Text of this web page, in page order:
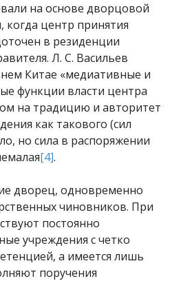
на основе дворцовой
когда центр принятия
в резиденции
Л. С. Васильев
Китае «медиативные и
функции власти центра
на традицию и авторитет
как такового (сил
но сила в распоряжении
[4].
дворец, одновременно
чиновников. При
постоянно
учреждения с четко
а имеется лишь
поручения